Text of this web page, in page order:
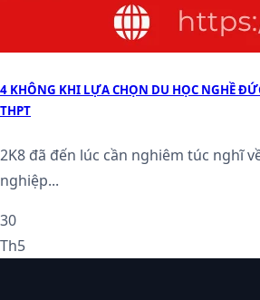
4 KHÔNG KHI LỰA CHỌN DU HỌC NGHỀ
THPT
2K8 đã đến lúc cần nghiêm túc nghĩ
nghiệp...
30
Th5